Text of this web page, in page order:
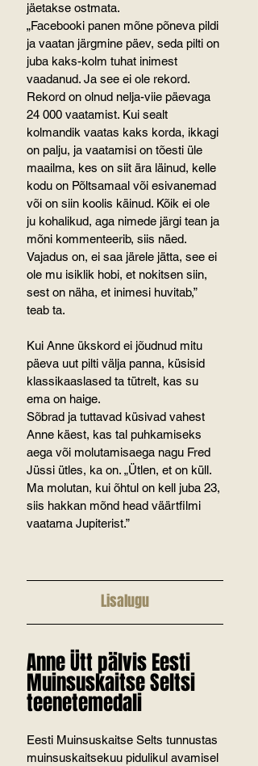
jäetakse ostmata.
„Facebooki panen mõne põneva pildi
ja vaatan järgmine päev, seda pilti on
juba kaks-kolm tuhat inimest
vaadanud. Ja see ei ole rekord.
Rekord on olnud nelja-viie päevaga
24 000 vaatamist. Kui sealt
kolmandik vaatas kaks korda, ikkagi
on palju, ja vaatamisi on tõesti üle
maailma, kes on siit ära läinud, kelle
kodu on Põltsamaal või esivanemad
või on siin koolis käinud. Kõik ei ole
ju kohalikud, aga nimede järgi tean ja
mõni kommenteerib, siis näed.
Vajadus on, ei saa järele jätta, see ei
ole mu isiklik hobi, et nokitsen siin,
sest on näha, et inimesi huvitab,”
teab ta.
Kui Anne ükskord ei jõudnud mitu
päeva uut pilti välja panna, küsisid
klassikaaslased ta tütrelt, kas su
ema on haige.
Sõbrad ja tuttavad küsivad vahest
Anne käest, kas tal puhkamiseks
aega või molutamisaega nagu Fred
Jüssi ütles, ka on. „Ütlen, et on küll.
Ma molutan, kui õhtul on kell juba 23,
siis hakkan mõnd head väärtfilmi
vaatama Jupiterist.”
Lisalugu
Anne Ütt pälvis Eesti
Muinsuskaitse Seltsi
teenetemedali
Eesti Muinsuskaitse Selts tunnustas
muinsuskaitsekuu pidulikul avamisel